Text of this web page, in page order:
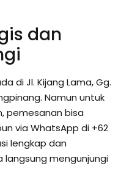
dan
di Jl. Kijang Lama, Gg.
Namun untuk
pemesanan bisa
via WhatsApp di +62
lengkap dan
mengunjungi